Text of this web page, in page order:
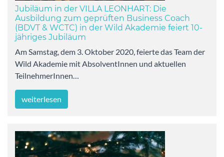
Jubiläum in der VILLA LEONHART: Die
Ausbildung zum geprüften Business Coach
(BDVT & WCTC) in der Wild Akademie feiert 10-
jähriges Jubiläum
Am Samstag, dem 3. Oktober 2020, feierte das Team der
Wild Akademie mit AbsolventInnen und aktuellen
TeilnehmerInnen…
weiterlesen